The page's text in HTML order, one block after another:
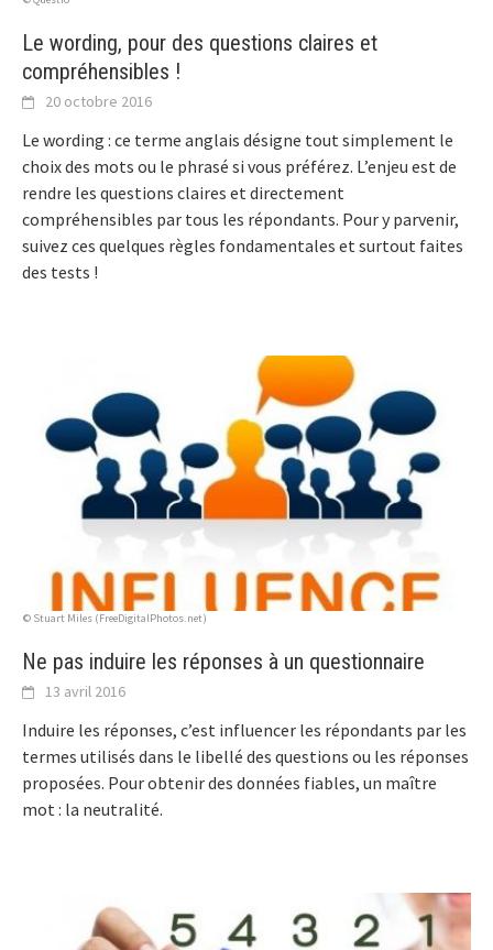
Le wording, pour des questions claires et
compréhensibles !
20 octobre 2016
Le wording : ce terme anglais désigne tout simplement le
choix des mots ou le phrasé si vous préférez. L’enjeu est de
rendre les questions claires et directement
compréhensibles par tous les répondants. Pour y parvenir,
suivez ces quelques règles fondamentales et surtout faites
des tests !
© Stuart Miles (FreeDigitalPhotos.net)
Ne pas induire les réponses à un questionnaire
13 avril 2016
Induire les réponses, c’est influencer les répondants par les
termes utilisés dans le libellé des questions ou les réponses
proposées. Pour obtenir des données fiables, un maître
mot : la neutralité.